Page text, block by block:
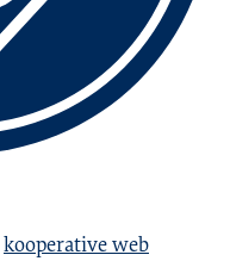
kooperative web